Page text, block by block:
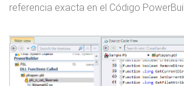
referencia exacta en el Código